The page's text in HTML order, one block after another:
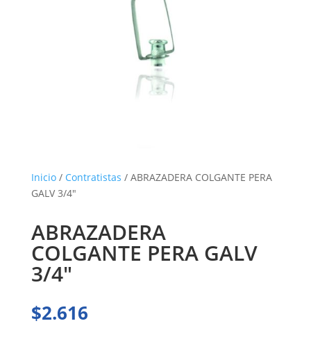
Inicio/ Contratistas / ABRAZADERA COLGANTE PERA
GALV 3/4″
ABRAZADERA
COLGANTE PERA GALV
3/4″
$2.616